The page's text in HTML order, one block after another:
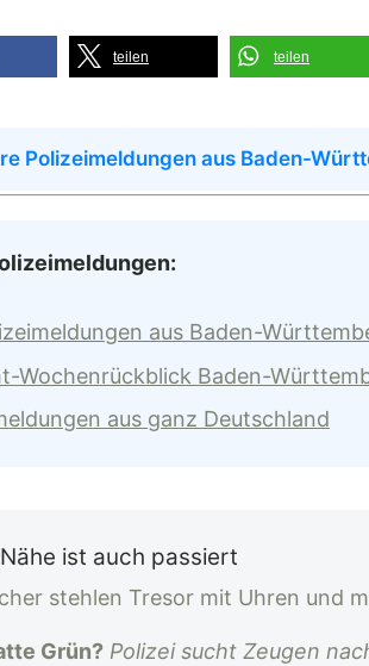
teilen teilen
Polizeimeldungen aus Baden-
aus Baden-
Wochenrückblick Baden-
aus ganz Deutschland
ist auch passiert
stehlen Tresor mit Uhren und
Grün?Polizei sucht Zeugen